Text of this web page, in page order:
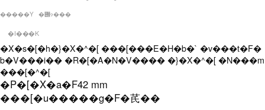
�����Y �݌ɂ���
�I���K
�X�s�[�h�}�X�^�[ ���[���E�H�b�` �v���t�F�
b�V���i�� �R�[�A�N�V���� �}�X�^�[ �N���m
���[�^�[
�P�[�X�a�F42 mm
���[�u�����g�F�芪��